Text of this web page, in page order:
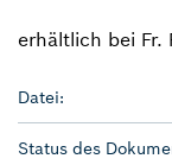
erhältlich bei Fr.
Datei:
Status des